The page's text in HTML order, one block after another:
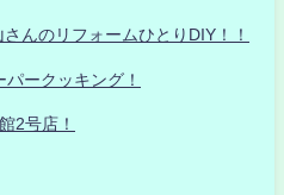
んのリフォームひとりDIY！！
ークッキング！
2号店！